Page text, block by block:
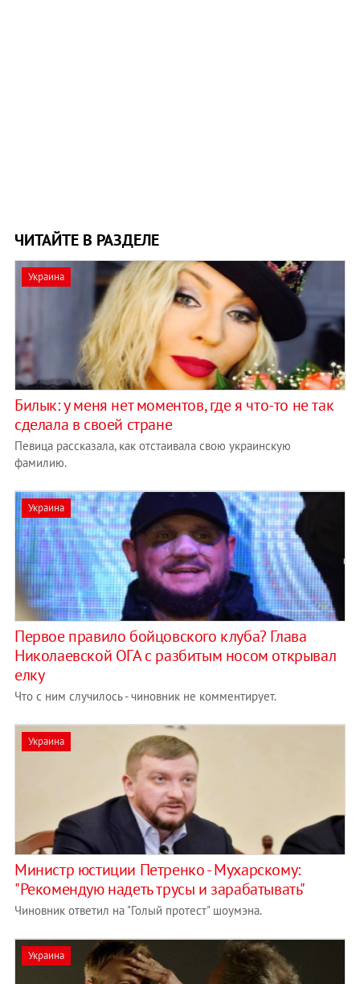
ЧИТАЙТЕ В РАЗДЕЛЕ
Украина
Билык: у меня нет моментов, где я что-то не так
сделала в своей стране
Певица рассказала, как отстаивала свою украинскую
фамилию.
Украина
Первое правило бойцовского клуба? Глава
Николаевской ОГА с разбитым носом открывал
елку
Что с ним случилось - чиновник не комментирует.
Украина
Министр юстиции Петренко - Мухарскому:
"Рекомендую надеть трусы и зарабатывать"
Чиновник ответил на "Голый протест" шоумэна.
Украина